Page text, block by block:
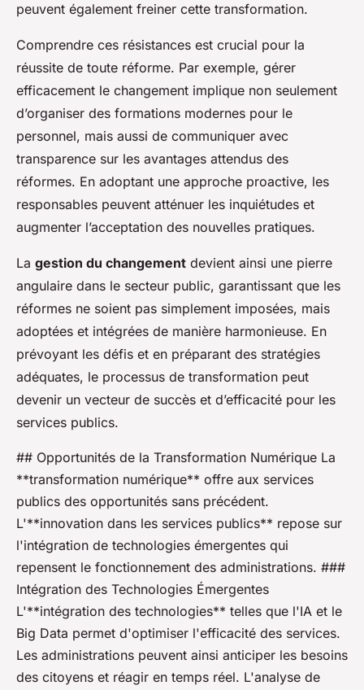
peuvent également freiner cette transformation.
Comprendre ces résistances est crucial pour la
réussite de toute réforme. Par exemple, gérer
efficacement le changement implique non seulement
d’organiser des formations modernes pour le
personnel, mais aussi de communiquer avec
transparence sur les avantages attendus des
réformes. En adoptant une approche proactive, les
responsables peuvent atténuer les inquiétudes et
augmenter l’acceptation des nouvelles pratiques.
La gestion du changement devient ainsi une pierre
angulaire dans le secteur public, garantissant que les
réformes ne soient pas simplement imposées, mais
adoptées et intégrées de manière harmonieuse. En
prévoyant les défis et en préparant des stratégies
adéquates, le processus de transformation peut
devenir un vecteur de succès et d’efficacité pour les
services publics.
## Opportunités de la Transformation Numérique La
**transformation numérique** offre aux services
publics des opportunités sans précédent.
L'**innovation dans les services publics** repose sur
l'intégration de technologies émergentes qui
repensent le fonctionnement des administrations. ###
Intégration des Technologies Émergentes
L'**intégration des technologies** telles que l'IA et le
Big Data permet d'optimiser l'efficacité des services.
Les administrations peuvent ainsi anticiper les besoins
des citoyens et réagir en temps réel. L'analyse de